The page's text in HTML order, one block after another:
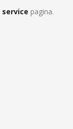
service pagina.